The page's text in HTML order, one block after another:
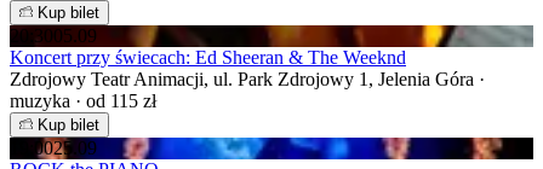
Kup bilet
20:3005.09
Koncert przy świecach: Ed Sheeran & The Weeknd
Zdrojowy Teatr Animacji, ul. Park Zdrojowy 1, Jelenia Góra ·
muzyka · od 115 zł
Kup bilet
19:0025.09